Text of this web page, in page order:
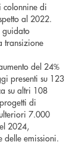
colonnine di
al 2022.
guidato
transizione
del 24%
presenti su 123
su altri 108
di
7.000
2024,
delle emissioni.